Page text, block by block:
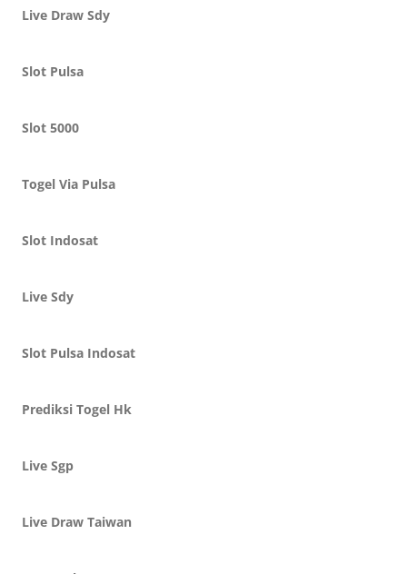
Live Draw Sdy
Slot Pulsa
Slot 5000
Togel Via Pulsa
Slot Indosat
Live Sdy
Slot Pulsa Indosat
Prediksi Togel Hk
Live Sgp
Live Draw Taiwan